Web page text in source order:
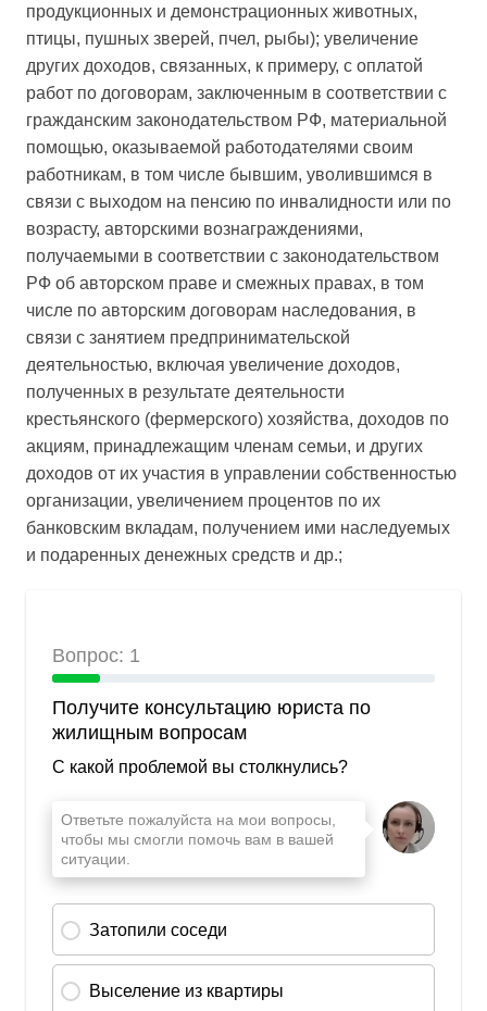
продукционных и демонстрационных животных,
птицы, пушных зверей, пчел, рыбы); увеличение
других доходов, связанных, к примеру, с оплатой
работ по договорам, заключенным в соответствии с
гражданским законодательством РФ, материальной
помощью, оказываемой работодателями своим
работникам, в том числе бывшим, уволившимся в
связи с выходом на пенсию по инвалидности или по
возрасту, авторскими вознаграждениями,
получаемыми в соответствии с законодательством
РФ об авторском праве и смежных правах, в том
числе по авторским договорам наследования, в
связи с занятием предпринимательской
деятельностью, включая увеличение доходов,
полученных в результате деятельности
крестьянского (фермерского) хозяйства, доходов по
акциям, принадлежащим членам семьи, и других
доходов от их участия в управлении собственностью
организации, увеличением процентов по их
банковским вкладам, получением ими наследуемых
и подаренных денежных средств и др.;